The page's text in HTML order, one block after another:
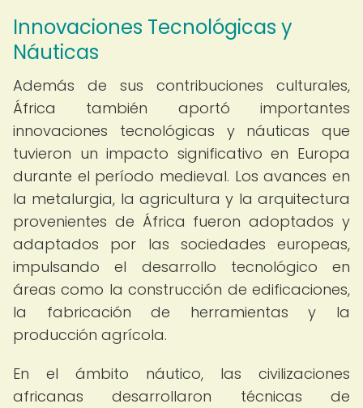
Innovaciones Tecnológicas y
Náuticas
Además de sus contribuciones culturales,
África también aportó importantes
innovaciones tecnológicas y náuticas que
tuvieron un impacto significativo en Europa
durante el período medieval. Los avances en
la metalurgia, la agricultura y la arquitectura
provenientes de África fueron adoptados y
adaptados por las sociedades europeas,
impulsando el desarrollo tecnológico en
áreas como la construcción de edificaciones,
la fabricación de herramientas y la
producción agrícola.
En el ámbito náutico, las civilizaciones
africanas desarrollaron técnicas de